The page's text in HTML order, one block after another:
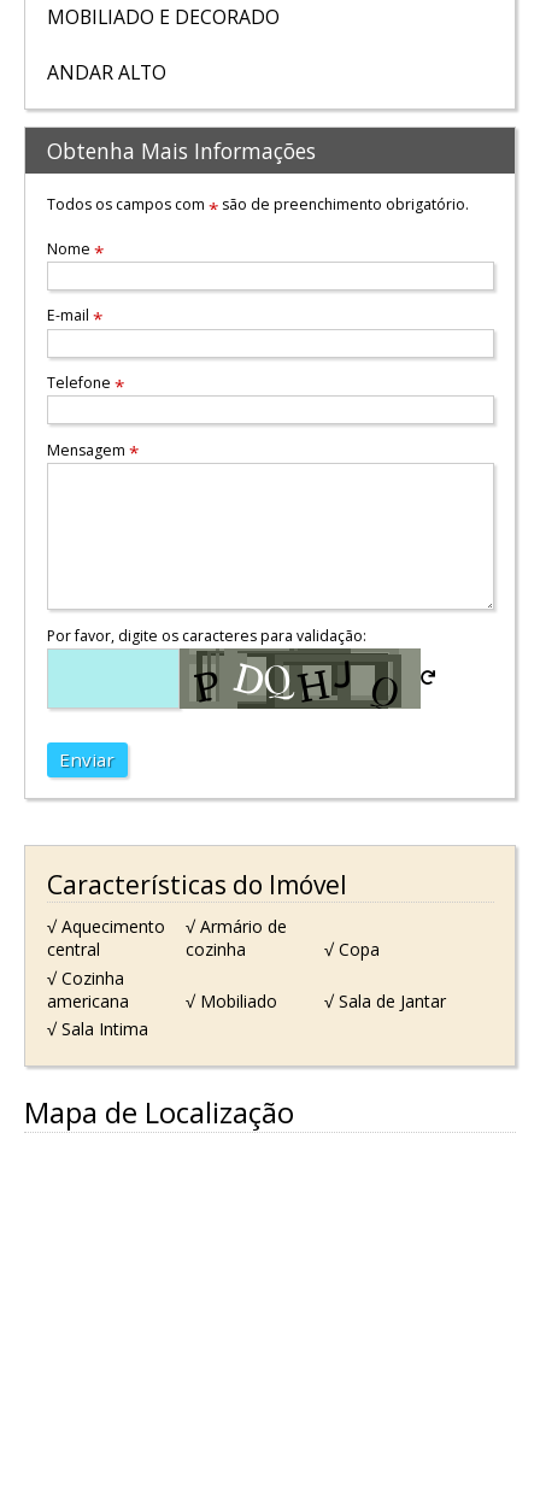
MOBILIADO E DECORADO
ANDAR ALTO
Obtenha Mais Informações
Todos os campos com *são de preenchimento obrigatório.
Nome *
E-mail *
Telefone *
Mensagem *
Por favor, digite os caracteres para validação:
Enviar
Características do Imóvel
√ Aquecimento
central
√ Armário de
cozinha
√ Copa
√ Cozinha
americana
√ Mobiliado
√ Sala de Jantar
√ Sala Intima
Mapa de Localização